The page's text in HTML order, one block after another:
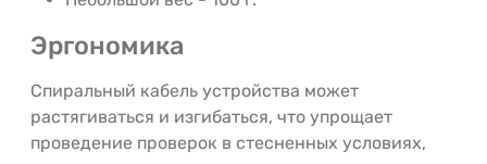
Эргономика
Спиральный кабель устройства может
растягиваться и изгибаться, что упрощает
проведение проверок в стесненных условиях,